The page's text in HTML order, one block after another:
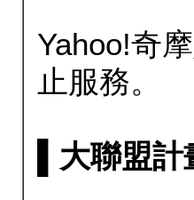
Yahoo!奇
止服務。
▌大聯盟